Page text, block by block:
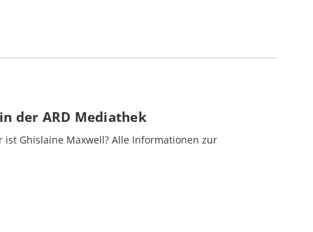
der ARD Mediathek
Ghislaine Maxwell? Alle Informationen zur